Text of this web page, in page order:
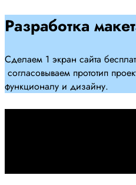
Разработка
Сделаем 1 экран сайта
согласовываем прототип
функционалу и дизайну.